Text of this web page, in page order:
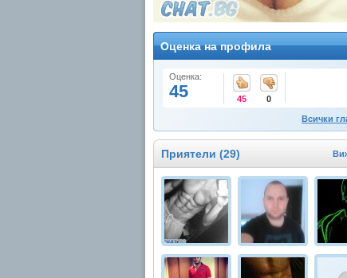
Оценка на профила
Оценка:
45 45 0
Всички
Приятели (29)